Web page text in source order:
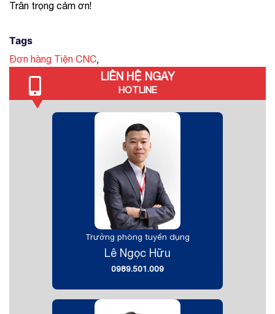
Trân trọng cảm ơn!
Tags
Đơn hàng Tiện CNC,
LIÊN HỆ NGAY
HOTLINE
Trưởng phòng tuyển dụng
Lê Ngọc Hữu
0989.501.009